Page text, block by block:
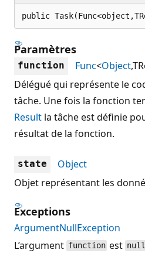
public
Paramètres
function Func<Object
Délégué qui représente le
tâche. Une fois la fonction
Result la tâche est définie
résultat de la fonction.
state
Object
Objet représentant les
Exceptions
ArgumentNullException
L’argument function est null